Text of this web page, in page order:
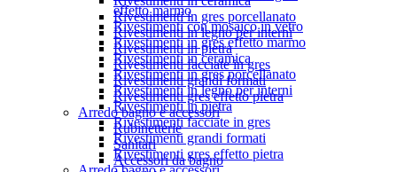
effetto marmo
Rivestimenti con mosaico in vetro
Rivestimenti in gres effetto marmo
Rivestimenti in ceramica
Rivestimenti in gres porcellanato
Rivestimenti in legno per interni
Rivestimenti in pietra
Rivestimenti facciate in gres
Rivestimenti grandi formati
Rivestimenti gres effetto pietra
Rivestimenti in gres porcellanato
Rivestimenti in legno per interni
Rivestimenti in pietra
Rivestimenti facciate in gres
Rivestimenti grandi formati
Rivestimenti gres effetto pietra
Arredo bagno e accessori
Rubinetterie
Sanitari
Accessori da bagno